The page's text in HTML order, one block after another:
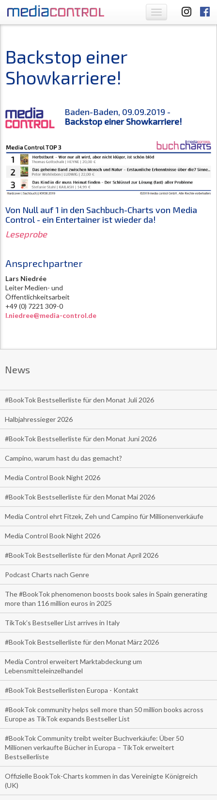
Toggle
navigation
Backstop einer
Showkarriere!
Baden-Baden, 09.09.2019 -
Backstop einer Showkarriere!
Von Null auf 1 in den Sachbuch-Charts von Media
Control - ein Entertainer ist wieder da!
Leseprobe
Ansprechpartner
Lars Niedrée
Leiter Medien- und
Öffentlichkeitsarbeit
+49 (0) 7221 309-0
l.niedree@media-control.de
News
#BookTok Bestsellerliste für den Monat Juli 2026
Halbjahressieger 2026
#BookTok Bestsellerliste für den Monat Juni 2026
Campino, warum hast du das gemacht?
Media Control Book Night 2026
#BookTok Bestsellerliste für den Monat Mai 2026
Media Control ehrt Fitzek, Zeh und Campino für Millionenverkäufe
Media Control Book Night 2026
#BookTok Bestsellerliste für den Monat April 2026
Podcast Charts nach Genre
The #BookTok phenomenon boosts book sales in Spain generating
more than 116 million euros in 2025
TikTok’s Bestseller List arrives in Italy
#BookTok Bestsellerliste für den Monat März 2026
Media Control erweitert Marktabdeckung um
Lebensmitteleinzelhandel
#BookTok Bestsellerlisten Europa - Kontakt
#BookTok community helps sell more than 50 million books across
Europe as TikTok expands Bestseller List
#BookTok Community treibt weiter Buchverkäufe: Über 50
Millionen verkaufte Bücher in Europa – TikTok erweitert
Bestsellerliste
Offizielle BookTok-Charts kommen in das Vereinigte Königreich
(UK)